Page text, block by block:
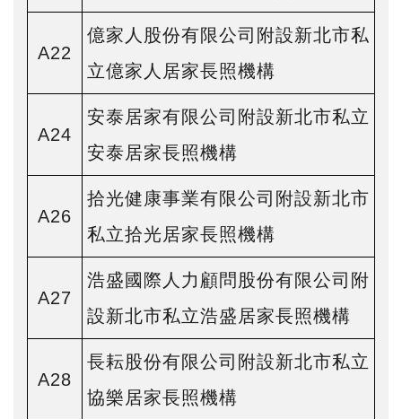
A22
億家人股份有限公司附設新北市私
立億家人居家長照機構
A24
安泰居家有限公司附設新北市私立
安泰居家長照機構
A26
拾光健康事業有限公司附設新北市
私立拾光居家長照機構
A27
浩盛國際人力顧問股份有限公司附
設新北市私立浩盛居家長照機構
A28
長耘股份有限公司附設新北市私立
協樂居家長照機構